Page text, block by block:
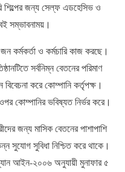
শিল্পের জন্য সেল্ফ এডহেসিভ ও
সম্ভাবনাময়।
কর্মকর্তা ও কর্মচারি কাজ করছে।
সর্বনিম্ন বেতনের পরিমাণ
করে কোম্পানি কর্তৃপক্ষ।
কোম্পানির ভবিষ্যত নির্ভর করে।
জন্য মাসিক বেতনের পাশাপাশি
সুযোগ সুবিধা নিশ্চিত করে থাকে।
আইন-২০০৬ অনুযায়ী মুনাফার ৫